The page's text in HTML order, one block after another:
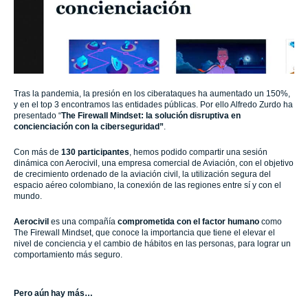
Tras la pandemia, la presión en los ciberataques ha aumentado un 150%,
y en el top 3 encontramos las entidades públicas. Por ello Alfredo Zurdo ha
presentado “The Firewall Mindset: la solución disruptiva en
concienciación con la ciberseguridad”.
Con más de 130 participantes, hemos podido compartir una sesión
dinámica con Aerocivil, una empresa comercial de Aviación, con el objetivo
de crecimiento ordenado de la aviación civil, la utilización segura del
espacio aéreo colombiano, la conexión de las regiones entre sí y con el
mundo.
Aerocivil es una compañía comprometida con el factor humano como
The Firewall Mindset, que conoce la importancia que tiene el elevar el
nivel de conciencia y el cambio de hábitos en las personas, para lograr un
comportamiento más seguro.
Pero aún hay más…